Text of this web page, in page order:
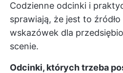
Codzienne odcinki i
sprawiają, że jest to
wskazówek dla
scenie.
Odcinki, których trzeba